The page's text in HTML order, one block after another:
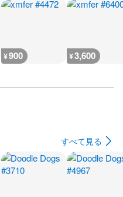
¥900 ¥3,600
すべて見る